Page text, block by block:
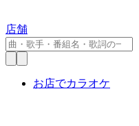
店舗
お店でカラオケ